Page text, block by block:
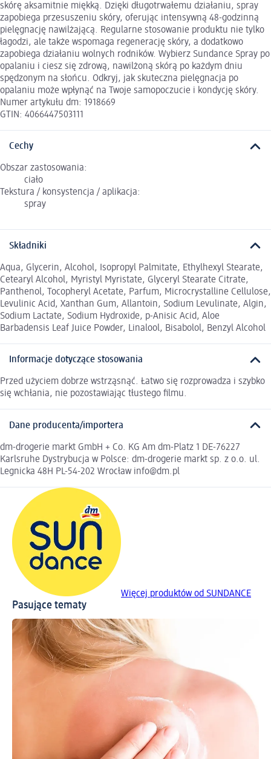
skórę aksamitnie miękką. Dzięki długotrwałemu działaniu, spray
zapobiega przesuszeniu skóry, oferując intensywną 48-godzinną
pielęgnację nawilżającą. Regularne stosowanie produktu nie tylko
łagodzi, ale także wspomaga regenerację skóry, a dodatkowo
zapobiega działaniu wolnych rodników. Wybierz Sundance Spray po
opalaniu i ciesz się zdrową, nawilżoną skórą po każdym dniu
spędzonym na słońcu. Odkryj, jak skuteczna pielęgnacja po
opalaniu może wpłynąć na Twoje samopoczucie i kondycję skóry.
Numer artykułu dm: 1918669
GTIN: 4066447503111
Cechy
Obszar zastosowania:
ciało
Tekstura / konsystencja / aplikacja:
spray
Składniki
Aqua, Glycerin, Alcohol, Isopropyl Palmitate, Ethylhexyl Stearate,
Cetearyl Alcohol, Myristyl Myristate, Glyceryl Stearate Citrate,
Panthenol, Tocopheryl Acetate, Parfum, Microcrystalline Cellulose,
Levulinic Acid, Xanthan Gum, Allantoin, Sodium Levulinate, Algin,
Sodium Lactate, Sodium Hydroxide, p-Anisic Acid, Aloe
Barbadensis Leaf Juice Powder, Linalool, Bisabolol, Benzyl Alcohol
Informacje dotyczące stosowania
Przed użyciem dobrze wstrząsnąć. Łatwo się rozprowadza i szybko
się wchłania, nie pozostawiając tłustego filmu.
Dane producenta/importera
dm-drogerie markt GmbH + Co. KG Am dm-Platz 1 DE-76227
Karlsruhe Dystrybucja w Polsce: dm-drogerie markt sp. z o.o. ul.
Legnicka 48H PL-54-202 Wrocław info@dm.pl
Więcej produktów od SUNDANCE
Pasujące tematy